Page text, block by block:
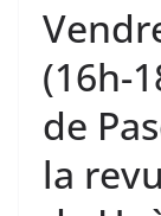
(16h-
de
la